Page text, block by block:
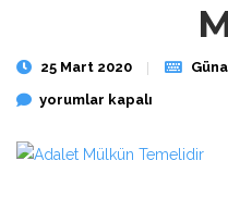
25 Mart 2020
Adalet Mülkün Temeli
yorumlar kapalı